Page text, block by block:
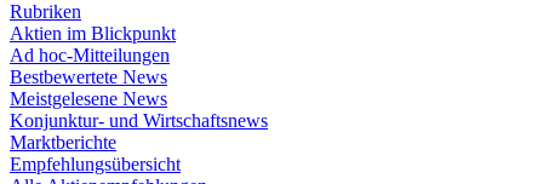
Rubriken
Aktien im Blickpunkt
Ad hoc-Mitteilungen
Bestbewertete News
Meistgelesene News
Konjunktur- und Wirtschaftsnews
Marktberichte
Empfehlungsübersicht